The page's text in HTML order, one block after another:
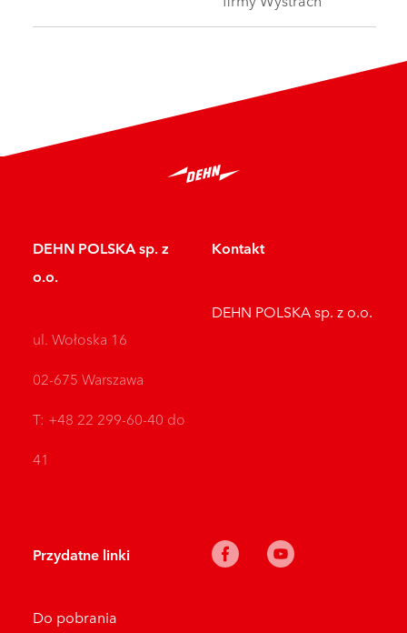
DEHN POLSKA sp. z
o.o.
ul. Wołoska 16
02-675 Warszawa
T: +48 22 299-60-40 do
41
Kontakt
DEHN POLSKA sp. z o.o.
Przydatne linki
Do pobrania